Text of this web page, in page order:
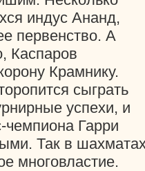
индус Ананд,
первенство. А
Каспаров
Крамнику.
сыграть
успехи, и
чемпиона Гарри
Так в
многовластие.